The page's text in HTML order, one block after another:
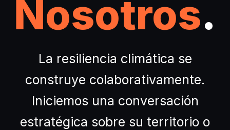
Nosotros.
La resiliencia climática se
construye colaborativamente.
Iniciemos una conversación
estratégica sobre su territorio o